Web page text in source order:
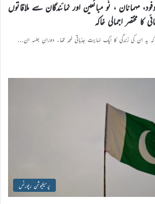
مہمانان ، نَو مبائعین اور نمائندگان سے ملاقاتوں
کا مختصر اجمالی خاکہ
ان کی زندگی کا ایک نہایت جذباتی لمحہ تھا۔ دورانِ جلسہ ان…
پرسیکیوشن رپورٹس